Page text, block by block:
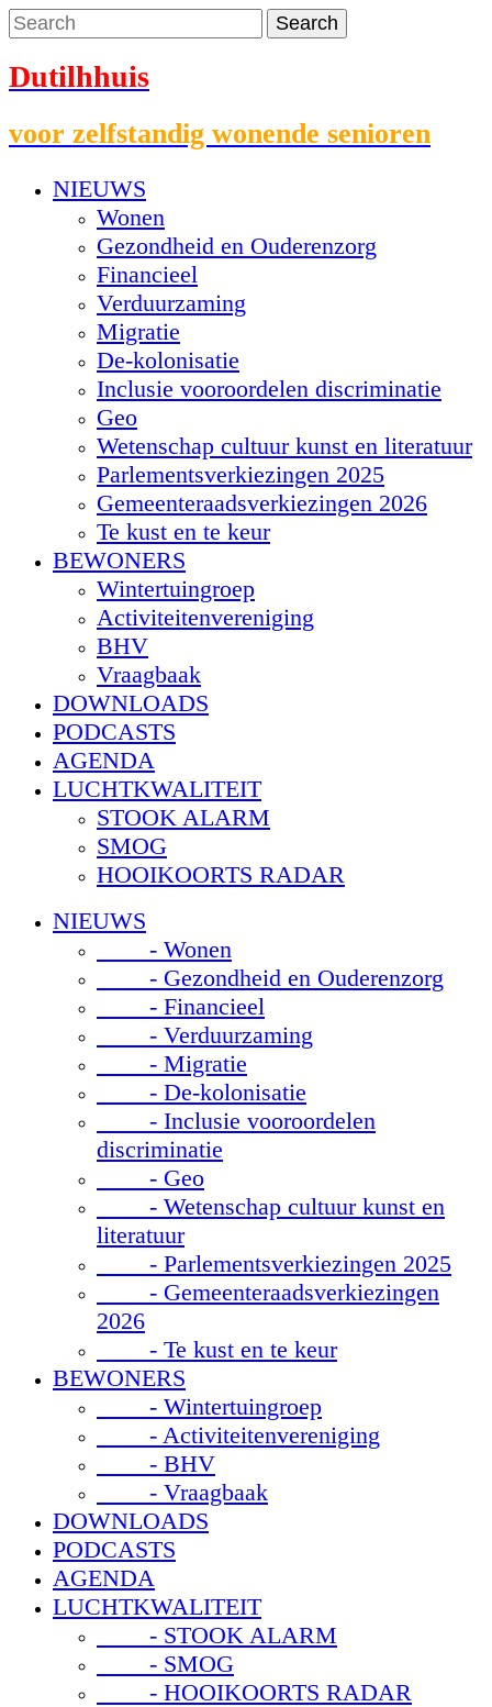
Dutilhhuis
voor zelfstandig wonende senioren
NIEUWS
Wonen
Gezondheid en Ouderenzorg
Financieel
Verduurzaming
Migratie
De-kolonisatie
Inclusie vooroordelen discriminatie
Geo
Wetenschap cultuur kunst en literatuur
Parlementsverkiezingen 2025
Gemeenteraadsverkiezingen 2026
Te kust en te keur
BEWONERS
Wintertuingroep
Activiteitenvereniging
BHV
Vraagbaak
DOWNLOADS
PODCASTS
AGENDA
LUCHTKWALITEIT
STOOK ALARM
SMOG
HOOIKOORTS RADAR
NIEUWS
- Wonen
- Gezondheid en Ouderenzorg
- Financieel
- Verduurzaming
- Migratie
- De-kolonisatie
- Inclusie vooroordelen
discriminatie
- Geo
- Wetenschap cultuur kunst en
literatuur
- Parlementsverkiezingen 2025
- Gemeenteraadsverkiezingen
2026
- Te kust en te keur
BEWONERS
- Wintertuingroep
- Activiteitenvereniging
- BHV
- Vraagbaak
DOWNLOADS
PODCASTS
AGENDA
LUCHTKWALITEIT
- STOOK ALARM
- SMOG
- HOOIKOORTS RADAR